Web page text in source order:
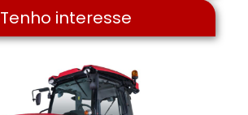
Tenho interesse